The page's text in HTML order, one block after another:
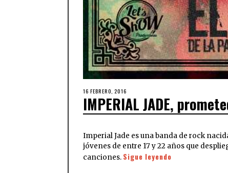
16 FEBRERO, 2016
IMPERIAL JADE,
Imperial Jade es una banda de rock
jóvenes de entre 17 y 22 años que
canciones. Sigue leyendo